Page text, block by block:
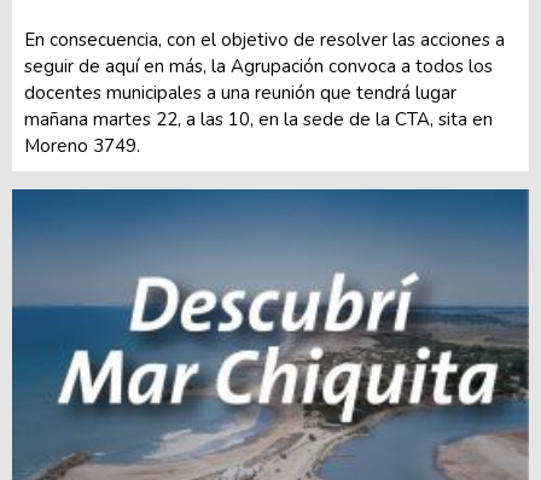
En consecuencia, con el objetivo de resolver las acciones a
seguir de aquí en más, la Agrupación convoca a todos los
docentes municipales a una reunión que tendrá lugar
mañana martes 22, a las 10, en la sede de la CTA, sita en
Moreno 3749.